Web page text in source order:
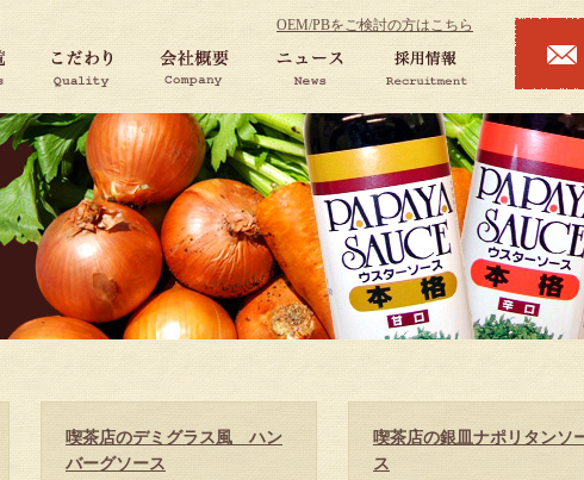
OEM/PBをご検討の方はこちら
喫茶店のデミグラス風 ハン
バーグソース
喫茶店の銀皿ナポリタンソ
ス